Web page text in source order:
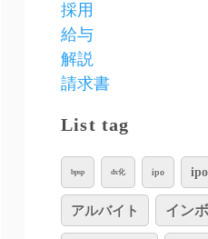
採用
給与
解説
請求書
List tag
bpsp dx化 ipo
アルバイト イン